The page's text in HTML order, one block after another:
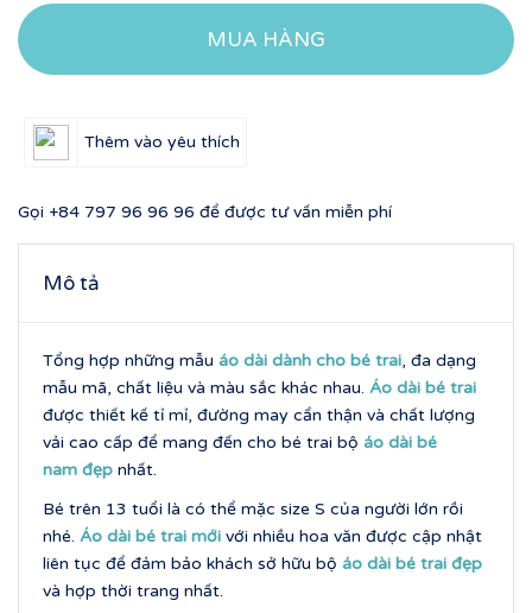
MUA HÀNG
Thêm vào yêu thích
Gọi +84 797 96 96 96 để được tư vấn miễn phí
Mô tả
Tổng hợp những mẫu áo dài dành cho bé trai, đa dạng
mẫu mã, chất liệu và màu sắc khác nhau. Áo dài bé trai
được thiết kế tỉ mỉ, đường may cẩn thận và chất lượng
vải cao cấp để mang đến cho bé trai bộ áo dài bé
nam đẹp nhất.
Bé trên 13 tuổi là có thể mặc size S của người lớn rồi
nhé. Áo dài bé trai mới với nhiều hoa văn được cập nhật
liên tục để đảm bảo khách sở hữu bộ áo dài bé trai đẹp
và hợp thời trang nhất.